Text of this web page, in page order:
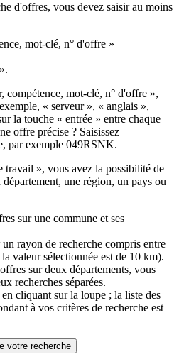
d'offres, vous devez saisir au moins
mot-clé, n° d'offre »
compétence, mot-clé, n° d'offre »,
« serveur », « anglais »,
la touche « entrée » entre chaque
offre précise ? Saisissez
par exemple 049RSNK.
travail », vous avez la possibilité de
une région, un pays ou
sur une commune et ses
rayon de recherche compris entre
valeur sélectionnée est de 10 km).
sur deux départements, vous
recherches séparées.
cliquant sur la loupe ; la liste des
à vos critères de recherche est
votre recherche